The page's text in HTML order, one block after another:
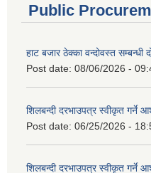
Public
हाट बजार ठेक्का वन्दोवस्त सम्बन्धी
Post date: 08/06/2026 -
शिलबन्दी दरभाउपत्र स्वीकृत गर्ने
Post date: 06/25/2026 -
शिलबन्दी दरभाउपत्र स्वीकृत गर्ने